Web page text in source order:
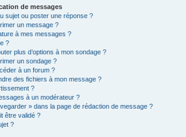
de messages
sujet ou poster une réponse ?
un message ?
à mes messages ?
?
plus d’options à mon sondage ?
un sondage ?
à un forum ?
des fichiers à mon message ?
?
à un modérateur ?
» dans la page de rédaction de message ?
être validé ?
?